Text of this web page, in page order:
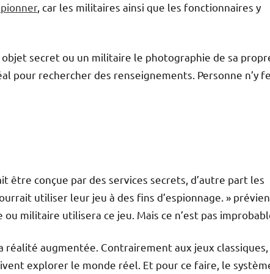
, car les militaires ainsi que les fonctionnaires y
objet secret ou un militaire le photographie de sa
pour rechercher des renseignements. Personne n’y
être conçue par des services secrets, d’autre part les
utiliser leur jeu à des fins d’espionnage. »
militaire utilisera ce jeu. Mais ce n’est pas
augmentée. Contrairement aux jeux classiques,
explorer le monde réel. Et pour ce faire, le